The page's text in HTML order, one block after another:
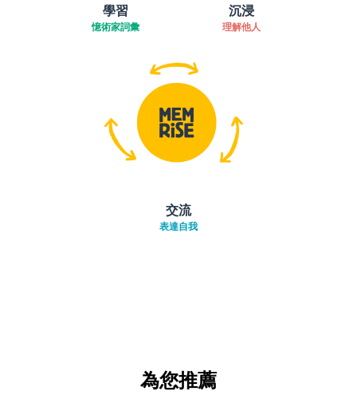
學習
憶術家詞彙
沉浸
理解他人
交流
表達自我
為您推薦